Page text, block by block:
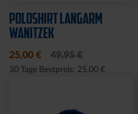
POLOSHIRT LANGARM
WANITZEK
25,00 € 49,95 €
30 Tage Bestpreis: 25,00 €